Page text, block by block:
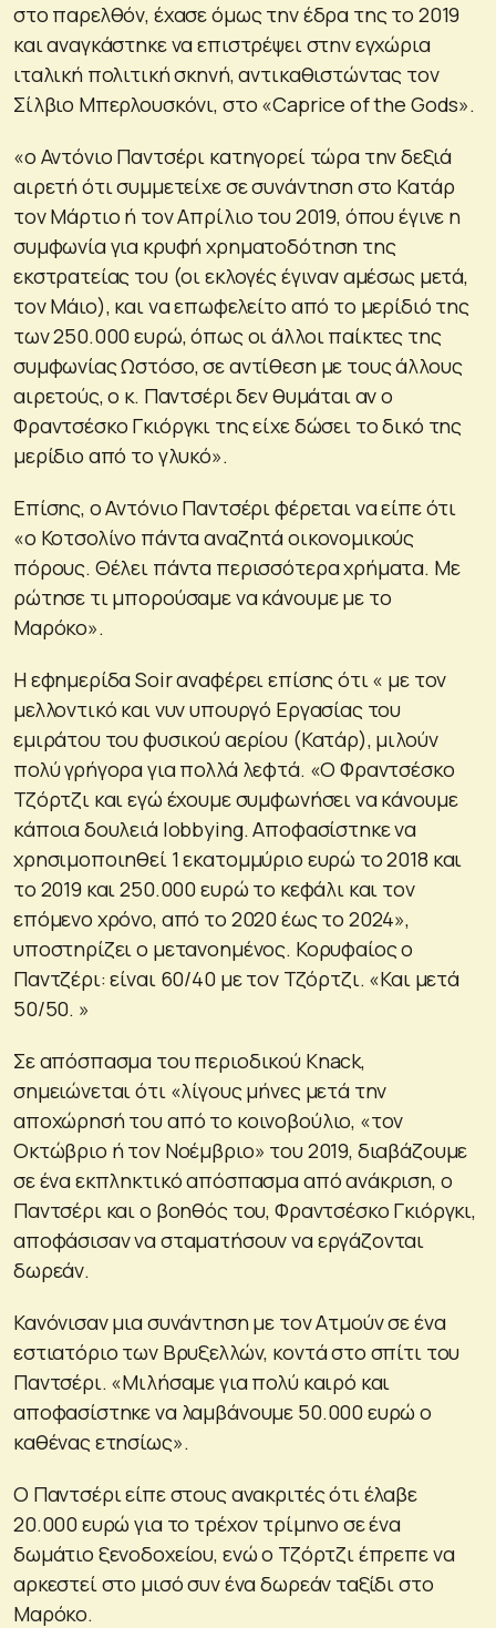
στο παρελθόν, έχασε όμως την έδρα της το 2019
και αναγκάστηκε να επιστρέψει στην εγχώρια
ιταλική πολιτική σκηνή, αντικαθιστώντας τον
Σίλβιο Μπερλουσκόνι, στο «Caprice of the Gods».
«ο Αντόνιο Παντσέρι κατηγορεί τώρα την δεξιά
αιρετή ότι συμμετείχε σε συνάντηση στο Κατάρ
τον Μάρτιο ή τον Απρίλιο του 2019, όπου έγινε η
συμφωνία για κρυφή χρηματοδότηση της
εκστρατείας του (οι εκλογές έγιναν αμέσως μετά,
τον Μάιο), και να επωφελείτο από το μερίδιό της
των 250.000 ευρώ, όπως οι άλλοι παίκτες της
συμφωνίας Ωστόσο, σε αντίθεση με τους άλλους
αιρετούς, ο κ. Παντσέρι δεν θυμάται αν ο
Φραντσέσκο Γκιόργκι της είχε δώσει το δικό της
μερίδιο από το γλυκό».
Επίσης, ο Αντόνιο Παντσέρι φέρεται να είπε ότι
«ο Κοτσολίνο πάντα αναζητά οικονομικούς
πόρους. Θέλει πάντα περισσότερα χρήματα. Με
ρώτησε τι μπορούσαμε να κάνουμε με το
Μαρόκο».
Η εφημερίδα Soir αναφέρει επίσης ότι « με τον
μελλοντικό και νυν υπουργό Εργασίας του
εμιράτου του φυσικού αερίου (Κατάρ), μιλούν
πολύ γρήγορα για πολλά λεφτά. «Ο Φραντσέσκο
Τζόρτζι και εγώ έχουμε συμφωνήσει να κάνουμε
κάποια δουλειά lobbying. Αποφασίστηκε να
χρησιμοποιηθεί 1 εκατομμύριο ευρώ το 2018 και
το 2019 και 250.000 ευρώ το κεφάλι και τον
επόμενο χρόνο, από το 2020 έως το 2024»,
υποστηρίζει ο μετανοημένος. Κορυφαίος ο
Παντζέρι: είναι 60/40 με τον Τζόρτζι. «Και μετά
50/50. »
Σε απόσπασμα του περιοδικού Knack,
σημειώνεται ότι «λίγους μήνες μετά την
αποχώρησή του από το κοινοβούλιο, «τον
Οκτώβριο ή τον Νοέμβριο» του 2019, διαβάζουμε
σε ένα εκπληκτικό απόσπασμα από ανάκριση, ο
Παντσέρι και ο βοηθός του, Φραντσέσκο Γκιόργκι,
αποφάσισαν να σταματήσουν να εργάζονται
δωρεάν.
Κανόνισαν μια συνάντηση με τον Ατμούν σε ένα
εστιατόριο των Βρυξελλών, κοντά στο σπίτι του
Παντσέρι. «Μιλήσαμε για πολύ καιρό και
αποφασίστηκε να λαμβάνουμε 50.000 ευρώ ο
καθένας ετησίως».
Ο Παντσέρι είπε στους ανακριτές ότι έλαβε
20.000 ευρώ για το τρέχον τρίμηνο σε ένα
δωμάτιο ξενοδοχείου, ενώ ο Τζόρτζι έπρεπε να
αρκεστεί στο μισό συν ένα δωρεάν ταξίδι στο
Μαρόκο.